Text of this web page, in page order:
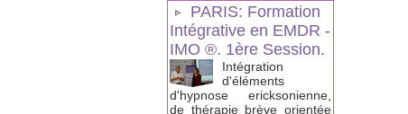
PARIS: Formation
Intégrative en EMDR -
IMO ®. 1ère Session.
Intégration
d'éléments
d'hypnose ericksonienne,
de thérapie brève orientée